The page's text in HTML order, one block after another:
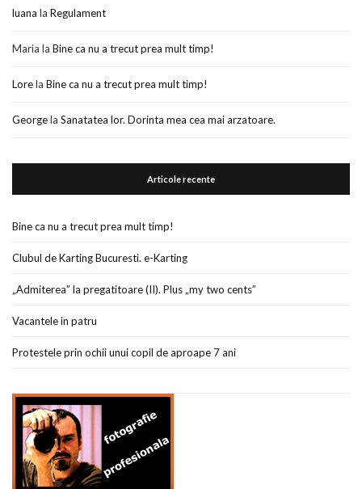
luana la Regulament
Maria la Bine ca nu a trecut prea mult timp!
Lorela Bine ca nu a trecut prea mult timp!
Georgela Sanatatea lor. Dorinta mea cea mai arzatoare.
Articole recente
Bine ca nu a trecut prea mult timp!
Clubul de Karting Bucuresti. e-Karting
„Admiterea” la pregatitoare (II). Plus „my two cents”
Vacantele in patru
Protestele prin ochii unui copil de aproape 7 ani